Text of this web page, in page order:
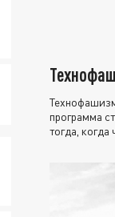
программа
тогда, когда